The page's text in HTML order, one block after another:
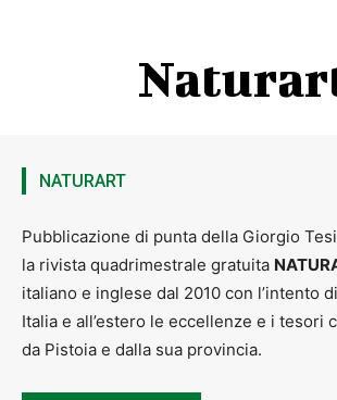
NATURART
Pubblicazione di punta della Giorgio
la rivista quadrimestrale gratuita
italiano e inglese dal 2010 con l’intento
Italia e all’estero le eccellenze e i tesori
da Pistoia e dalla sua provincia.